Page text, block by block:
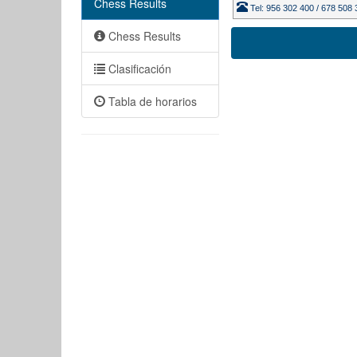
Chess Results
Chess Results
Clasificación
Tabla de horarios
Tel: 956 302 400 / 678 508